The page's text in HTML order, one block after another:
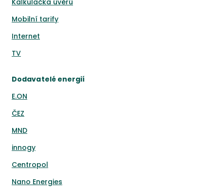
Kalkulačka úvěrů
Mobilní tarify
Internet
TV
Dodavatelé energií
E.ON
ČEZ
MND
innogy
Centropol
Nano Energies